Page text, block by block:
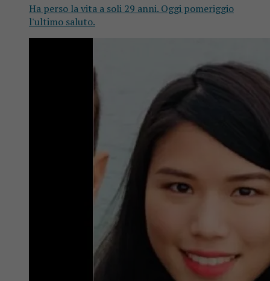
Ha perso la vita a soli 29 anni. Oggi pomeriggio
l'ultimo saluto.